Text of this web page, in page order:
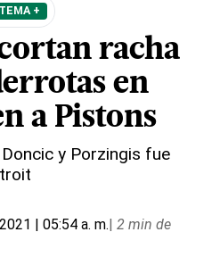
+
racha
en
a Pistons
y Porzingis fue
| 05:54 a. m.| 2 min de